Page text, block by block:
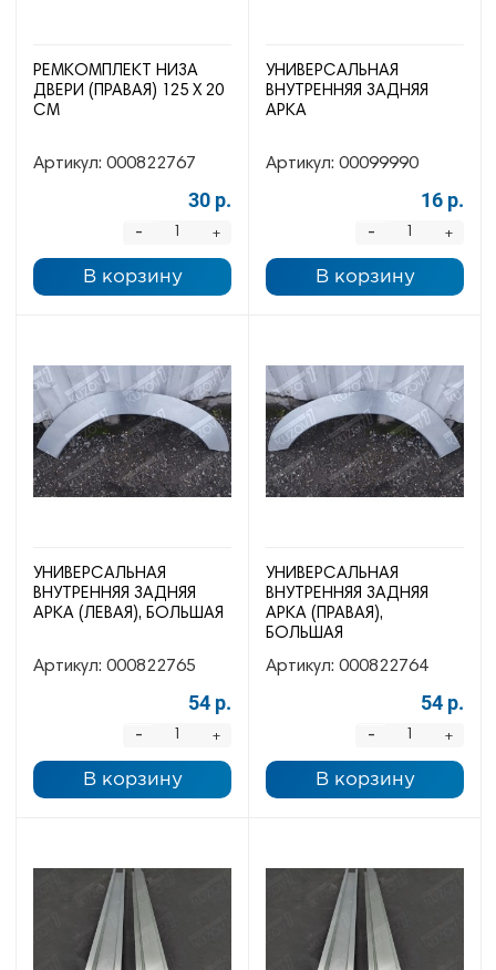
РЕМКОМПЛЕКТ НИЗА
ДВЕРИ (ПРАВАЯ) 125 Х 20
СМ
Артикул: 000822767
30 р.
+
-
В корзину
УНИВЕРСАЛЬНАЯ
ВНУТРЕННЯЯ ЗАДНЯЯ
АРКА
Артикул: 00099990
16 р.
+
-
В корзину
УНИВЕРСАЛЬНАЯ
ВНУТРЕННЯЯ ЗАДНЯЯ
АРКА (ЛЕВАЯ), БОЛЬШАЯ
Артикул: 000822765
54 р.
+
-
В корзину
УНИВЕРСАЛЬНАЯ
ВНУТРЕННЯЯ ЗАДНЯЯ
АРКА (ПРАВАЯ),
БОЛЬШАЯ
Артикул: 000822764
54 р.
+
-
В корзину